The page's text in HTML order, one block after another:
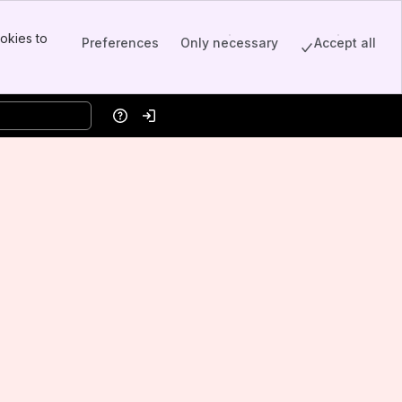
to
Preferences Only necessary Accept all
HelpLog in